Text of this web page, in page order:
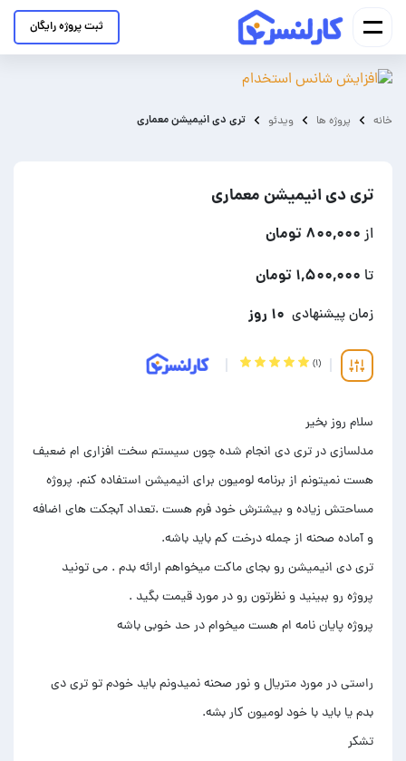
ثبت پروژه رایگان
خانه پروژه ها ویدئو تری دی انیمیشن معماری
تری دی انیمیشن معماری
از ۸۰۰,۰۰۰ تومان
تا ۱,۵۰۰,۰۰۰ تومان
زمان پیشنهادی ۱۰ روز
(۱)
مدلسازی در تری دی انجام شده چون سیستم سخت افزاری ام ضعیف
هست نمیتونم از برنامه لومیون برای انیمیشن استفاده کنم. پروژه
مساحتش زیاده و بیشترش خود فرم هست .تعداد آبجکت های اضافه
تری دی انیمیشن رو بجای ماکت میخواهم ارائه بدم . می تونید
راستی در مورد متریال و نور صحنه نمیدونم باید خودم تو تری دی
تشکر